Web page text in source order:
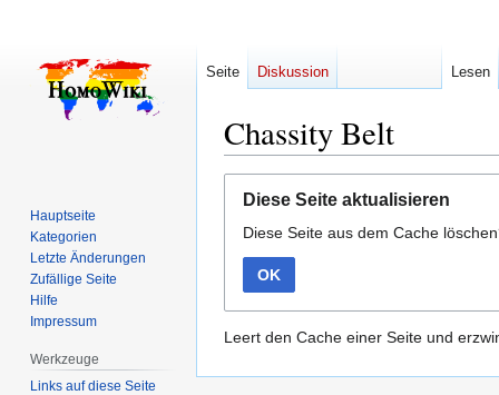
Chassity Belt
Navigation
springen
Suche
springen
Diese Seite aktualisieren
Diese Seite aus dem Cache
OK
Leert den Cache einer Seite und
Seite Diskussion Lesen
Hauptseite
Kategorien
Letzte Änderungen
Zufällige Seite
Hilfe
Impressum
Werkzeuge
Links auf diese Seite